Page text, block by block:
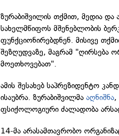
ზურაბიშვილის თქმით, მედია და
სახელმწიფოს მშენებლობის
ფუნქციონირებდნენ. მისივე
შეზღუდვაზე, მაგრამ "ღირსება
მოეთხოვებათ".
ამის შესახებ საპრეზიდენტო
ისაუბრა. ზურაბიშვილმააღნიშნა,
ფსიქოლოგიური ძალადობა
14-მა არასამთავრობო